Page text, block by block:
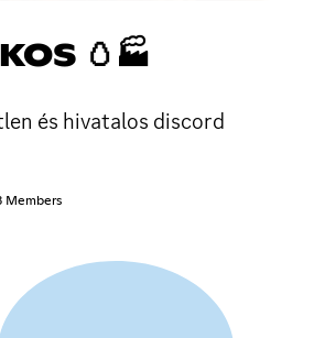
🥚🏭
és hivatalos discord
Members